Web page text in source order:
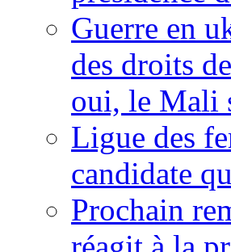
Guerre en
des droits
oui, le Mali
Ligue des
candidate
Prochain